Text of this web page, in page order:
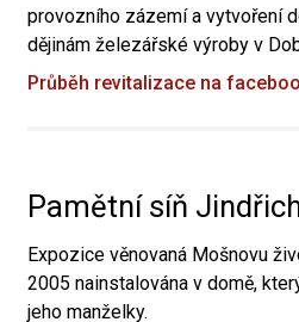
provozního zázemí a vytvoření
dějinám železářské výroby v
Průběh revitalizace na
Pamětní síň
Expozice věnovaná Mošnovu
2005 nainstalována v domě,
jeho manželky.